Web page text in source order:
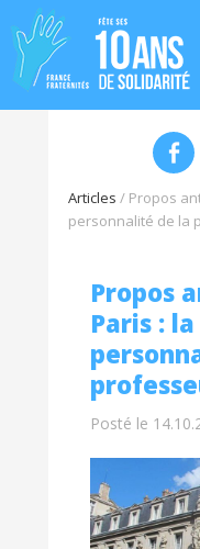
Articles / Propos
personnalité de la
Propos
Paris :
Posté le